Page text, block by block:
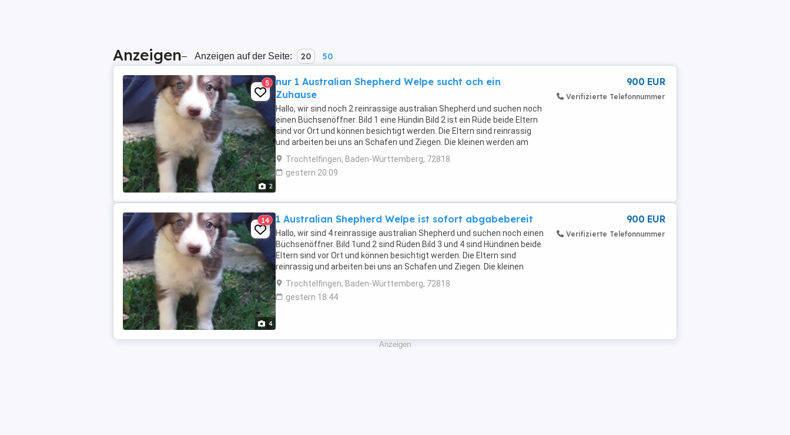
Anzeigen– Anzeigen auf der Seite: 20 50
2
5
nur 1 Australian Shepherd Welpe sucht och ein
Zuhause
Hallo, wir sind noch 2 reinrassige australian Shepherd und suchen noch
einen Büchsenöffner. Bild 1 eine Hündin Bild 2 ist ein Rüde beide Eltern
sind vor Ort und können besichtigt werden. Die Eltern sind reinrassig
und arbeiten bei uns an Schafen und Ziegen. Die kleinen werden am
24.7 geimpft ...
Trochtelfingen, Baden-Württemberg, 72818
gestern 20:09
900 EUR
Verifizierte Telefonnummer
4
14 1 Australian Shepherd Welpe ist sofort abgabebereit
Hallo, wir sind 4 reinrassige australian Shepherd und suchen noch einen
Büchsenöffner. Bild 1und 2 sind Rüden Bild 3 und 4 sind Hündinen beide
Eltern sind vor Ort und können besichtigt werden. Die Eltern sind
reinrassig und arbeiten bei uns an Schafen und Ziegen. Die kleinen
werden am 24.7 ...
Trochtelfingen, Baden-Württemberg, 72818
gestern 18:44
900 EUR
Verifizierte Telefonnummer
Anzeigen